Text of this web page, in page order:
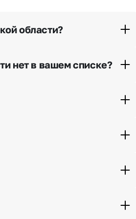
области?
нет в вашем списке?